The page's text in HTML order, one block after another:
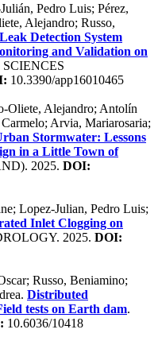
Pedro Luis; Pérez,
Alejandro; Russo,
Detection System
and Validation on
10.3390/app16010465
Oliete, Alejandro; Antolín
Arvia, Mariarosaria;
Stormwater: Lessons
in a Little Town of
2025. DOI:
Lopez-Julian, Pedro Luis;
Inlet Clogging on
2025. DOI:
Russo, Beniamino;
Distributed
tests on Earth dam.
10.6036/10418